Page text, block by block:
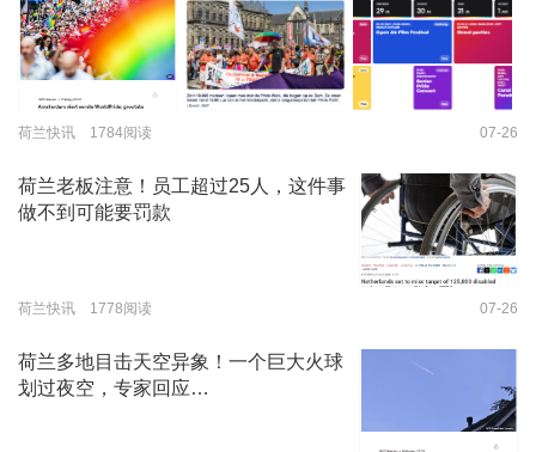
荷兰快讯 1784阅读 07-26
荷兰老板注意！员工超过25人，这件事
做不到可能要罚款
荷兰快讯 1778阅读 07-26
荷兰多地目击天空异象！一个巨大火球
划过夜空，专家回应…